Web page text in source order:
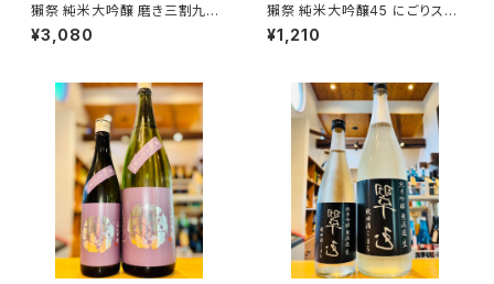
獺祭 純米大吟醸 磨き三割九分
720ml１本（旭酒造・山口県岩
国市周東町）
¥3,080
獺祭 純米大吟醸45 にごりスパ
ークリング 360ml１本（旭酒
造・山口県岩国市周東町）
¥1,210